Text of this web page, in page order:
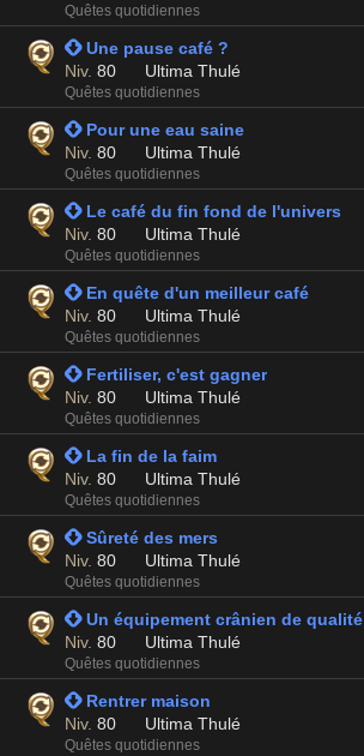
Quêtes quotidiennes
 Une pause café ?
Niv. 80 Ultima Thulé
Quêtes quotidiennes
 Pour une eau saine
Niv. 80 Ultima Thulé
Quêtes quotidiennes
 Le café du fin fond de l'univers
Niv. 80 Ultima Thulé
Quêtes quotidiennes
 En quête d'un meilleur café
Niv. 80 Ultima Thulé
Quêtes quotidiennes
 Fertiliser, c'est gagner
Niv. 80 Ultima Thulé
Quêtes quotidiennes
 La fin de la faim
Niv. 80 Ultima Thulé
Quêtes quotidiennes
 Sûreté des mers
Niv. 80 Ultima Thulé
Quêtes quotidiennes
 Un équipement crânien de qualité
Niv. 80 Ultima Thulé
Quêtes quotidiennes
 Rentrer maison
Niv. 80 Ultima Thulé
Quêtes quotidiennes